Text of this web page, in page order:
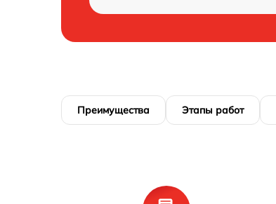
Преимущества Этапы работ